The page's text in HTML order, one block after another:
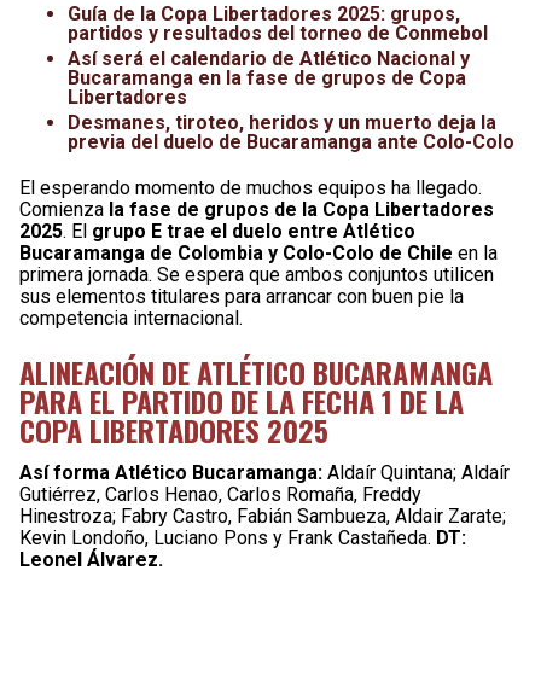
Guía de la Copa Libertadores 2025: grupos,
partidos y resultados del torneo de Conmebol
Así será el calendario de Atlético Nacional y
Bucaramanga en la fase de grupos de Copa
Libertadores
Desmanes, tiroteo, heridos y un muerto deja la
previa del duelo de Bucaramanga ante Colo-Colo
El esperando momento de muchos equipos ha llegado.
Comienza la fase de grupos de la Copa Libertadores
2025. El grupo E trae el duelo entre Atlético
Bucaramanga de Colombia y Colo-Colo de Chile en la
primera jornada. Se espera que ambos conjuntos utilicen
sus elementos titulares para arrancar con buen pie la
competencia internacional.
ALINEACIÓN DE ATLÉTICO BUCARAMANGA
PARA EL PARTIDO DE LA FECHA 1 DE LA
COPA LIBERTADORES 2025
Así forma Atlético Bucaramanga: Aldaír Quintana; Aldaír
Gutiérrez, Carlos Henao, Carlos Romaña, Freddy
Hinestroza; Fabry Castro, Fabián Sambueza, Aldair Zarate;
Kevin Londoño, Luciano Pons y Frank Castañeda. DT:
Leonel Álvarez.